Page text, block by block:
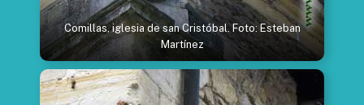
Comillas, iglesia de san Cristóbal. Foto: Esteban
Martínez